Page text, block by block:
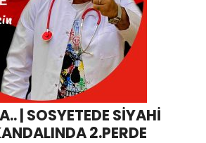
| SOSYETEDE SİYAHİ
2.PERDE